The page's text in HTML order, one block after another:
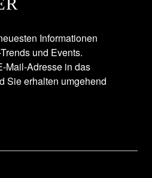
Informationen
und Events.
Mail-Adresse in das
Sie erhalten umgehend